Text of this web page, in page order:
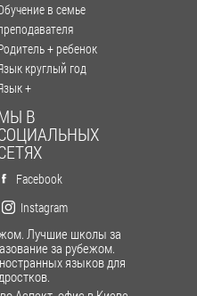
в семье
+ ребенок
круглый год
+
В
Facebook
Instagram
Лучшие школы за
за рубежом.
языков для